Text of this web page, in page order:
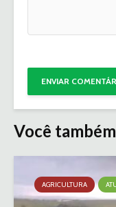
Você
AGRICULTURA